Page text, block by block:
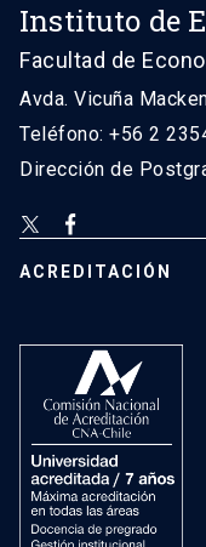
Instituto de
Facultad de
Avda. Vicuña
Teléfono: +56 2
Dirección de
ACREDITACIÓN